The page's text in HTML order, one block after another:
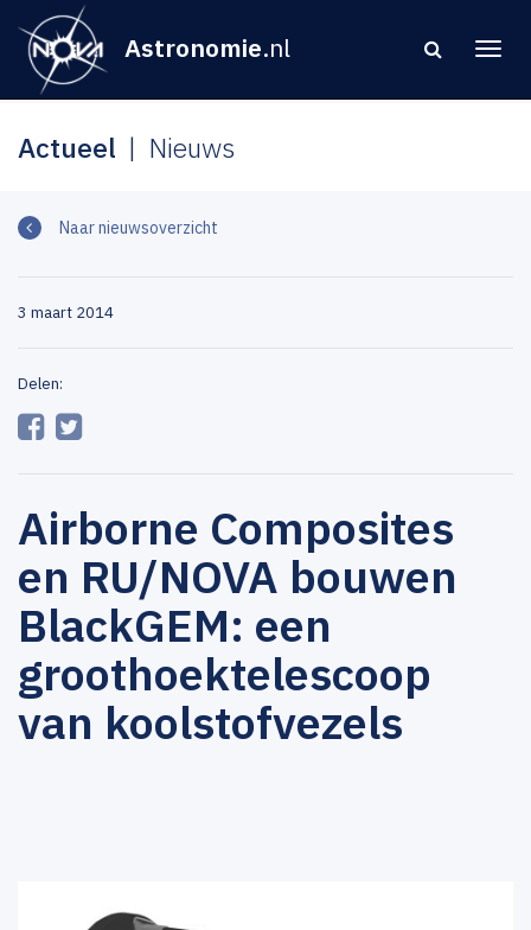
Astronomie.nl
Actueel Nieuws
Naar nieuwsoverzicht
3 maart 2014
Delen:
Airborne Composites
en RU/NOVA bouwen
BlackGEM: een
groothoektelescoop
van koolstofvezels